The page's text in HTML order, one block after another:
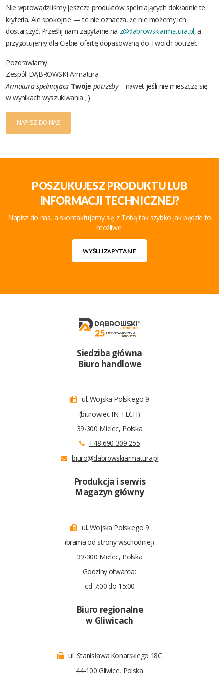
Nie wprowadziliśmy jeszcze produktów spełniających dokładnie te
kryteria. Ale spokojnie — to nie oznacza, że nie możemy ich
dostarczyć. Prześlij nam zapytanie na z@dabrowskiarmatura.pl, a
przygotujemy dla Ciebie ofertę dopasowaną do Twoich potrzeb.
Pozdrawiamy
Zespół DĄBROWSKI Armatura
Armatura spełniająca Twoje potrzeby– nawet jeśli nie mieszczą się
w wynikach wyszukiwania ; )
NAPISZ DO NAS
POSZUKUJESZ PRODUKTU LUB
INFORMACJI TECHNICZNEJ?
Napisz do nas, a skontaktujemy się z Tobą tak szybko jak będzie to
możliwe.
WYŚLIJ ZAPYTANIE
Siedziba główna
Biuro handlowe
ul. Wojska Polskiego 9
(biurowiec IN-TECH)
39-300 Mielec, Polska
+48 690 309 255
biuro@dabrowskiarmatura.pl
Produkcja i serwis
Magazyn główny
ul. Wojska Polskiego 9
(brama od strony wschodniej)
39-300 Mielec, Polska
Godziny otwarcia:
od 7:00 do 15:00
Biuro regionalne
w Gliwicach
ul. Stanisława Konarskiego 18C
44-100 Gliwice, Polska